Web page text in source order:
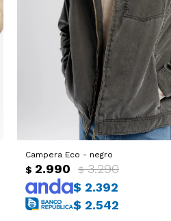
Campera Eco - negro
$ 2.990 $ 3.290
$ 2.392
$ 2.542